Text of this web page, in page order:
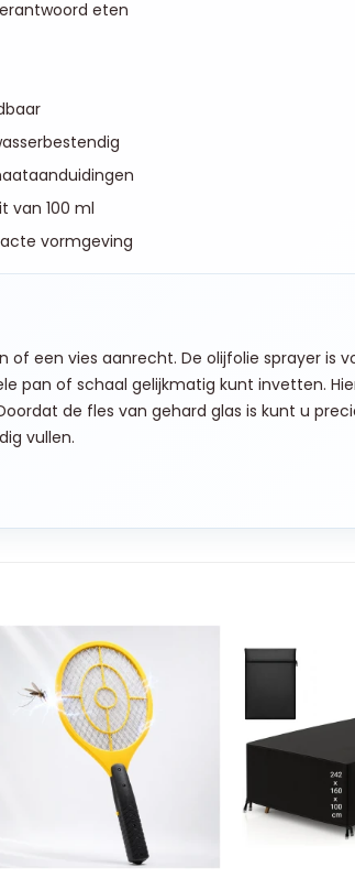
eten
van 100 ml
vormgeving
of een vies aanrecht. De olijfolie sprayer is
pan of schaal gelijkmatig kunt invetten.
de fles van gehard glas is kunt u
vullen.